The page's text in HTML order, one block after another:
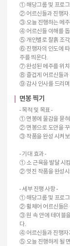
① 해당그룹 및 프로그
② 어르신들과 진행자
③ 오늘 진행하는 메주
④ 어르신들 이해를 돕
⑤ 개인별로 찰흙 조각
⑥ 진행자의 인도에 따
주를 띄운다.
⑦ 완성된 메주를 위
⑧ 즐겁게 어르신들과
⑨ 감사 인사를 드리
면봉 찍기
- 목적 및 목표 -
① 면봉에 물감을 묻
② 면봉으로 도안을 꾸
③ 작품을 완성 시켜
- 기대 효과 -
① 소 근육을 발달 시
② 멋진 작품을 완성
- 세부 진행 사항 -
① 해당그룹 및 프로그
② 휠체어 어르신들은
③ 원 속 안에 테이블
다.
④ 어르신들과 진행자
⑤ 오늘 진행하게 될